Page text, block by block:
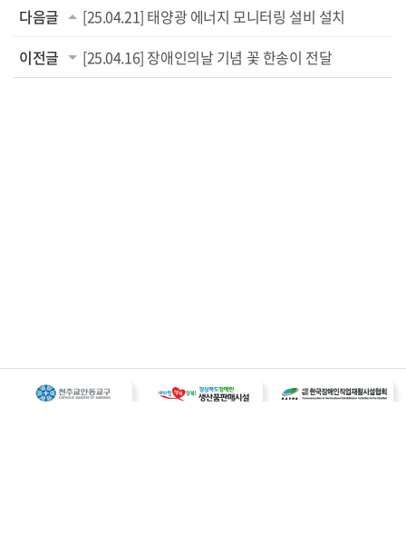
다음글
[25.04.21] 태양광 에너지 모니터링 설비 설치
이전글
[25.04.16] 장애인의날 기념 꽃 한송이 전달